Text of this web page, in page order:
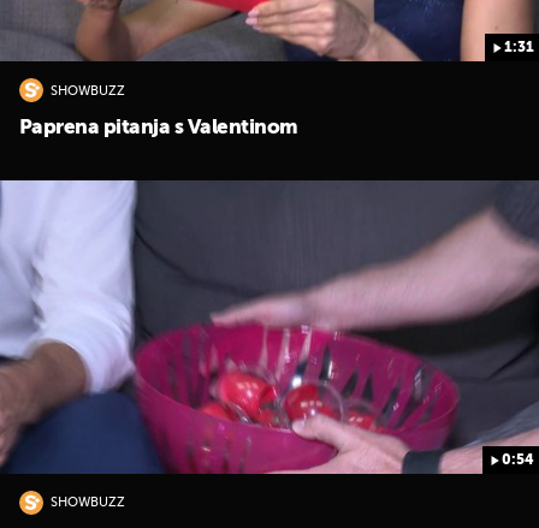
1:31
SHOWBUZZ
Paprena pitanja s Valentinom
0:54
SHOWBUZZ